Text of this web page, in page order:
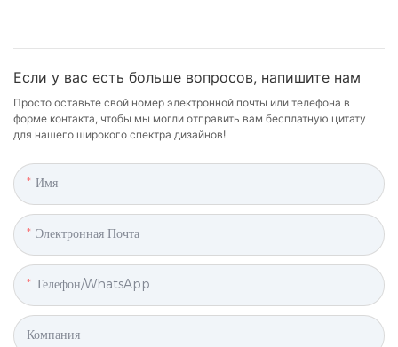
Если у вас есть больше вопросов, напишите нам
Просто оставьте свой номер электронной почты или телефона в
форме контакта, чтобы мы могли отправить вам бесплатную цитату
для нашего широкого спектра дизайнов!
Имя
Электронная Почта
Телефон/WhatsApp
Компания